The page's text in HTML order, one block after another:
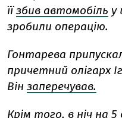
їїзбив автомобіль у
зробили операцію.
Гонтарева
причетний олігарх
Він заперечував.
Крім того, в ніч на 5